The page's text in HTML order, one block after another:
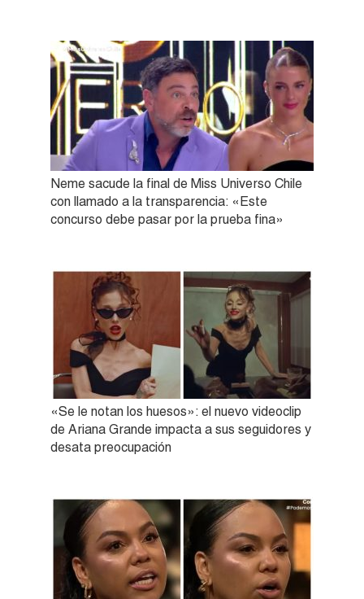
Neme sacude la final de Miss Universo Chile
con llamado a la transparencia: «Este
concurso debe pasar por la prueba fina»
«Se le notan los huesos»: el nuevo videoclip
de Ariana Grande impacta a sus seguidores y
desata preocupación